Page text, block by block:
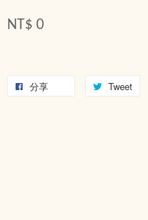
NT$ 0
分享 Tweet